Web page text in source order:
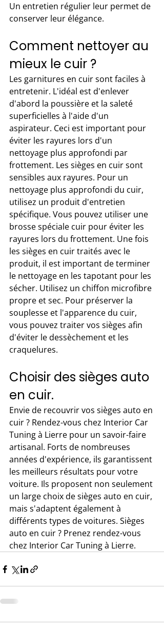
Un entretien régulier leur permet de
conserver leur élégance.
Comment nettoyer au
mieux le cuir ?
Les garnitures en cuir sont faciles à
entretenir. L'idéal est d'enlever
d'abord la poussière et la saleté
superficielles à l'aide d'un
aspirateur. Ceci est important pour
éviter les rayures lors d'un
nettoyage plus approfondi par
frottement. Les sièges en cuir sont
sensibles aux rayures. Pour un
nettoyage plus approfondi du cuir,
utilisez un produit d'entretien
spécifique. Vous pouvez utiliser une
brosse spéciale cuir pour éviter les
rayures lors du frottement. Une fois
les sièges en cuir traités avec le
produit, il est important de terminer
le nettoyage en les tapotant pour les
sécher. Utilisez un chiffon microfibre
propre et sec. Pour préserver la
souplesse et l'apparence du cuir,
vous pouvez traiter vos sièges afin
d'éviter le dessèchement et les
craquelures.
Choisir des sièges auto
en cuir.
Envie de recouvrir vos sièges auto en
cuir ? Rendez-vous chez Interior Car
Tuning à Lierre pour un savoir-faire
artisanal. Forts de nombreuses
années d'expérience, ils garantissent
les meilleurs résultats pour votre
voiture. Ils proposent non seulement
un large choix de sièges auto en cuir,
mais s'adaptent également à
différents types de voitures. Sièges
auto en cuir ? Prenez rendez-vous
chez Interior Car Tuning à Lierre.